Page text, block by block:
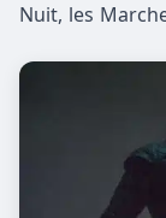
Nuit, les